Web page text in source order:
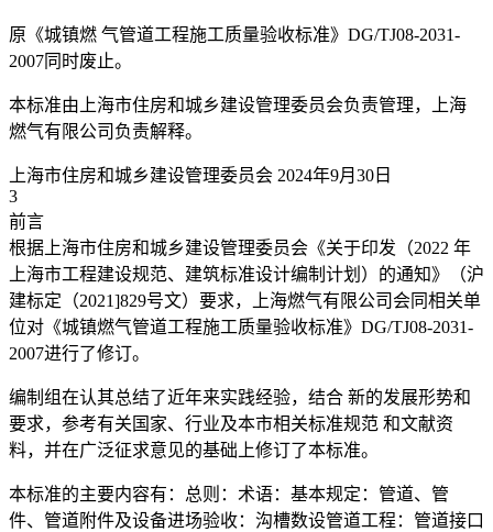
原《城镇燃 气管道工程施工质量验收标准》DG/TJ08-2031-
2007同时废止。
本标准由上海市住房和城乡建设管理委员会负责管理，上海
燃气有限公司负责解释。
上海市住房和城乡建设管理委员会 2024年9月30日
3
前言
根据上海市住房和城乡建设管理委员会《关于印发（2022 年
上海市工程建设规范、建筑标准设计编制计划）的通知》（沪
建标定（2021]829号文）要求，上海燃气有限公司会同相关单
位对《城镇燃气管道工程施工质量验收标准》DG/TJ08-2031-
2007进行了修订。
编制组在认其总结了近年来实践经验，结合 新的发展形势和
要求，参考有关国家、行业及本市相关标准规范 和文献资
料，并在广泛征求意见的基础上修订了本标准。
本标准的主要内容有：总则：术语：基本规定：管道、管
件、管道附件及设备进场验收：沟槽数设管道工程：管道接口